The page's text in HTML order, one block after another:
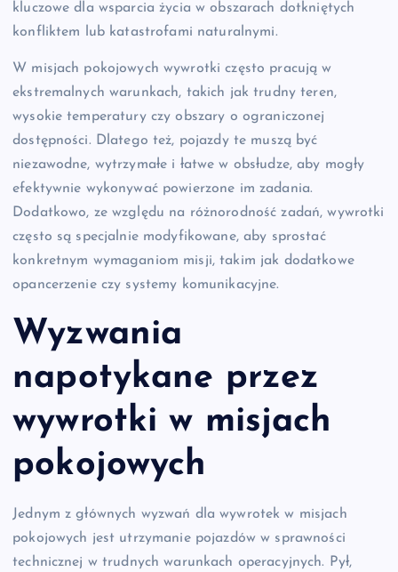
kluczowe dla wsparcia życia w obszarach dotkniętych
konfliktem lub katastrofami naturalnymi.
W misjach pokojowych wywrotki często pracują w
ekstremalnych warunkach, takich jak trudny teren,
wysokie temperatury czy obszary o ograniczonej
dostępności. Dlatego też, pojazdy te muszą być
niezawodne, wytrzymałe i łatwe w obsłudze, aby mogły
efektywnie wykonywać powierzone im zadania.
Dodatkowo, ze względu na różnorodność zadań, wywrotki
często są specjalnie modyfikowane, aby sprostać
konkretnym wymaganiom misji, takim jak dodatkowe
opancerzenie czy systemy komunikacyjne.
Wyzwania
napotykane przez
wywrotki w misjach
pokojowych
Jednym z głównych wyzwań dla wywrotek w misjach
pokojowych jest utrzymanie pojazdów w sprawności
technicznej w trudnych warunkach operacyjnych. Pył,